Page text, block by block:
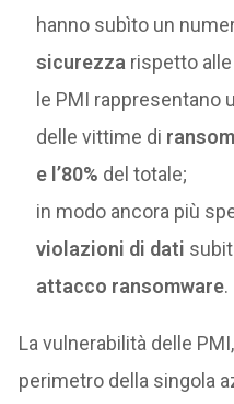
hanno subìto un
sicurezza rispetto
le PMI rappresentano
delle vittime di
e l’80% del totale;
in modo ancora più
violazioni di dati
attacco ransomware.
La vulnerabilità delle
perimetro della singola